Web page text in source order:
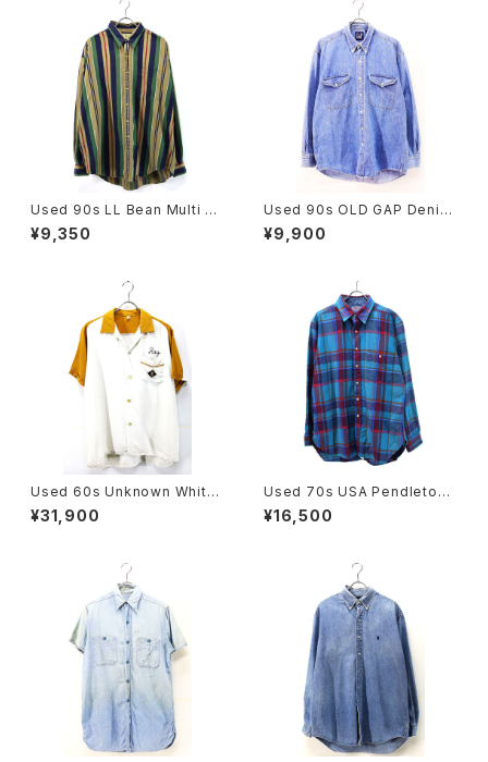
Used 90s LL Bean Multi C
olor Stripes Cotton Shirt Si
ze XL 古着
¥9,350
Used 90s OLD GAP Denim
BD Shirt Size M 古着
¥9,900
Used 60s Unknown White
×Mustard 2Tone Rayon Ch
ain Stitch Bowling Shirt Siz
¥31,900
Used 70s USA Pendleton
Turquoise Check Wool Shi
rt Size L 古着
¥16,500